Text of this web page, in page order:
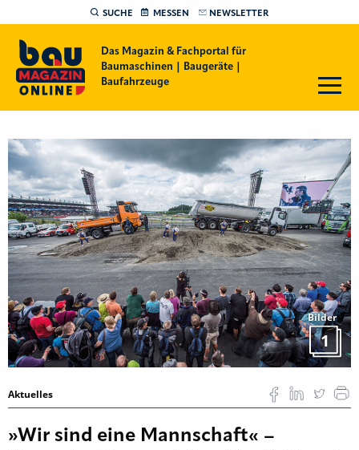
SUCHE MESSEN NEWSLETTER
Das Magazin & Fachportal für
Baumaschinen | Baugeräte |
Baufahrzeuge
Bilder
1
Aktuelles
»Wir sind eine Mannschaft« –